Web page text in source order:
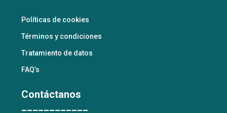
Políticas de cookies
Términos y condiciones
Tratamiento de datos
FAQ’s
Contáctanos
____________